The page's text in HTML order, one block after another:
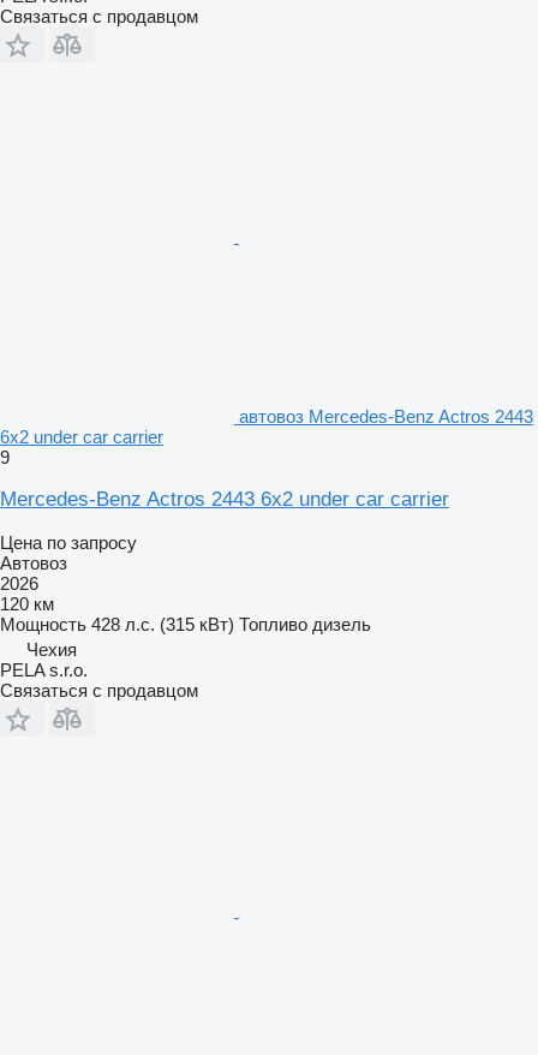
Связаться с продавцом
автовоз Mercedes-Benz Actros 2443
6x2 under car carrier
9
Mercedes-Benz Actros 2443 6x2 under car carrier
Цена по запросу
Автовоз
2026
120 км
Мощность 428 л.с. (315 кВт) Топливо дизель
Чехия
PELA s.r.o.
Связаться с продавцом